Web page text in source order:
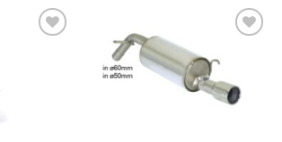
desideri